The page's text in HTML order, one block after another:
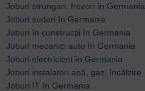
Joburi strungari, frezori în Germania
Joburi sudori în Germania
Joburi în construcții în Germania
Joburi mecanici auto în Germania
Joburi electricieni în Germania
Joburi instalatori apă, gaz, încălzire
Joburi IT în Germania